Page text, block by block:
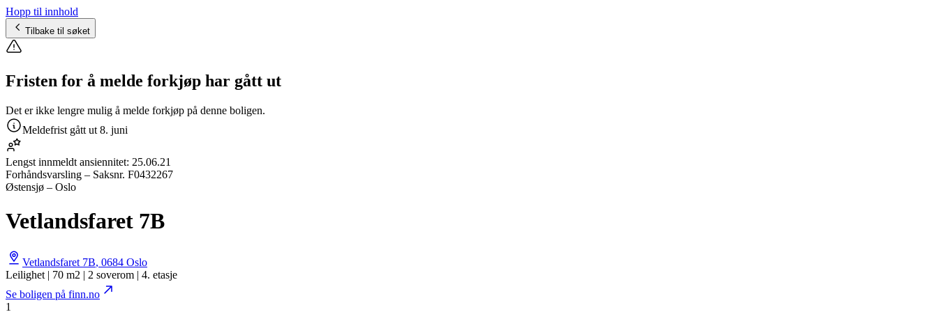
Hopp til innhold
Tilbake til søket
Fristen for å melde forkjøp har gått ut
Det er ikke lengre mulig å melde forkjøp på denne boligen.
Meldefrist gått ut 8. juni
Lengst innmeldt ansiennitet: 25.06.21
Forhåndsvarsling – Saksnr. F0432267
Østensjø – Oslo
Vetlandsfaret 7B
Vetlandsfaret 7B, 0684 Oslo
Leilighet | 70 m2 | 2 soverom | 4. etasje
Se boligen på finn.no
1